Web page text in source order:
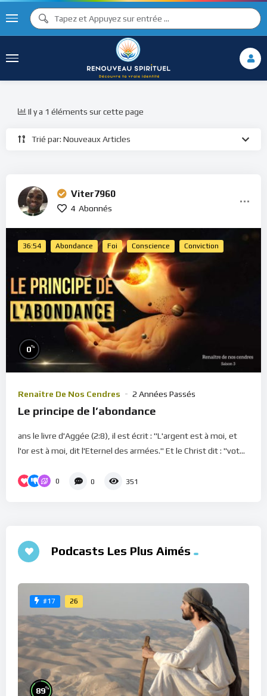
Trié par: Nouveaux Articles
Il y a 1 éléments sur cette page
Viter7960
4 Abonnés
36:54 Abondance Foi Conscience Conviction
0%
Renaître De Nos Cendres 2 Années Passés
Le principe de l’abondance
ans le livre d'Aggée (2:8), il est écrit : "L'argent est à moi, et
l'or est à moi, dit l'Eternel des armées." Et le Christ dit : "vot...
0 0 351
Podcasts Les Plus Aimés
#17 26
89%